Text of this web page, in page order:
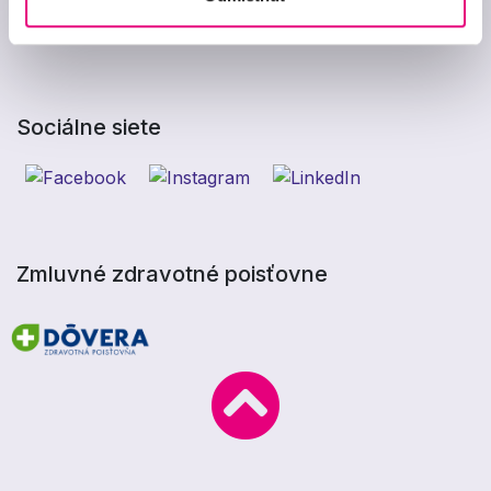
cookies
Sociálne siete
Zmluvné zdravotné poisťovne